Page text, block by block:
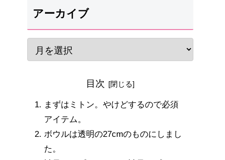
アーカイブ
目次
まずはミトン。やけどするので必須
アイテム。
ボウルは透明の27cmのものにしまし
た。